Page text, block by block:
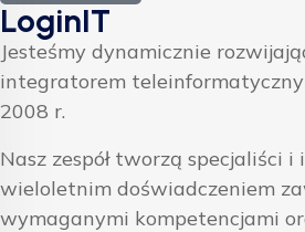
LoginIT
Jesteśmy dynamicznie
integratorem
2008 r.
Nasz zespół tworzą specjaliści
wieloletnim doświadczeniem
wymaganymi kompetencjami